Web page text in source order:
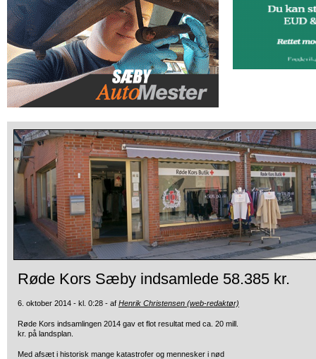
Røde Kors Sæby indsamlede 58.385 kr.
6. oktober 2014 - kl. 0:28 - af Henrik Christensen (web-redaktør)
Røde Kors indsamlingen 2014 gav et flot resultat med ca. 20 mill.
kr. på landsplan.
Med afsæt i historisk mange katastrofer og mennesker i nød